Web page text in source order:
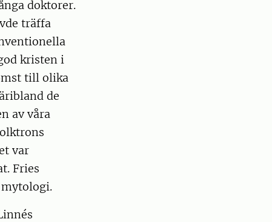
doktorer.
träffa
kristen i
till olika
de
av våra
var
Fries